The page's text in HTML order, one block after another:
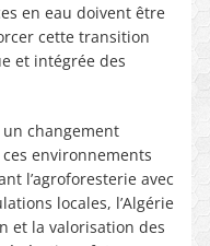
en eau doivent être
cette transition
et intégrée des
changement
environnements
l’agroforesterie avec
locales, l’Algérie
et la valorisation des